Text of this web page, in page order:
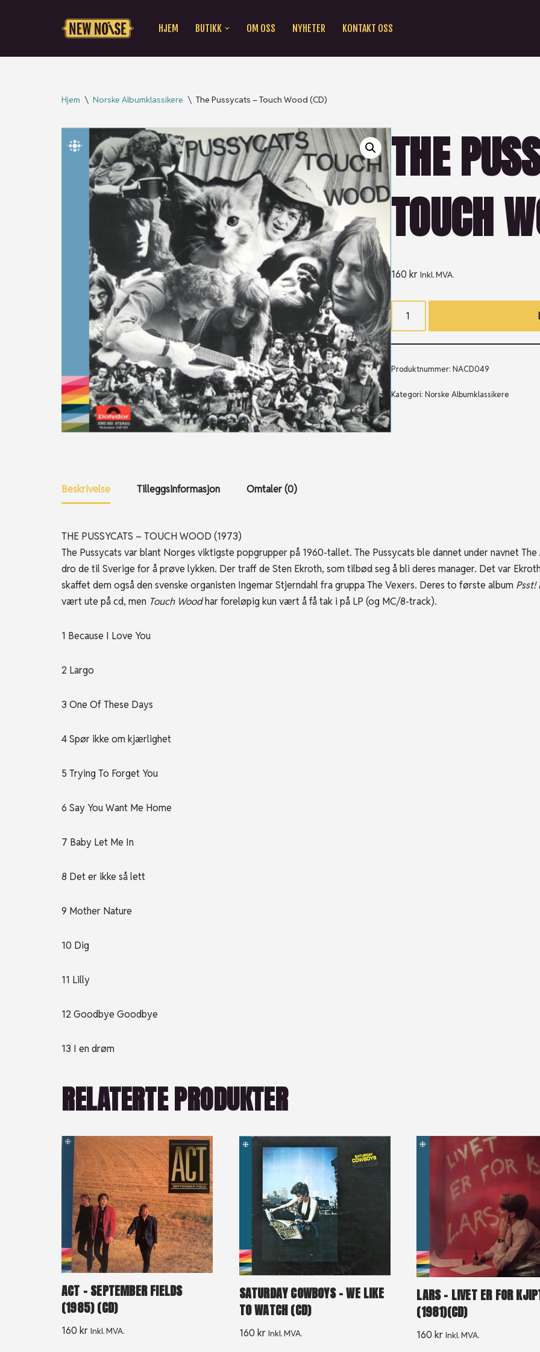
HJEM BUTIKK OM OSS NYHETER KONTAKT OSS
Hjem \ Norske Albumklassikere \ The Pussycats – Touch Wood (CD)
THE
TOUCH
160 kr Inkl. MVA.
Produktnummer:NACD049
Kategori:Norske Albumklassikere
Beskrivelse Tilleggsinformasjon Omtaler (0)
THE PUSSYCATS – TOUCH WOOD (1973)
The Pussycats var blant Norges viktigste popgrupper på 1960-tallet. The Pussycats ble dannet under navnet
dro de til Sverige for å prøve lykken. Der traff de Sten Ekroth, som tilbød seg å bli deres manager. Det var
skaffet dem også den svenske organisten Ingemar Stjerndahl fra gruppa The Vexers. Deres to første album Psst!
vært ute på cd, men Touch Woodhar foreløpig kun vært å få tak i på LP (og MC/8-track).
1 Because I Love You
2 Largo
3 One Of These Days
4 Spør ikke om kjærlighet
5 Trying To Forget You
6 Say You Want Me Home
7 Baby Let Me In
8 Det er ikke så lett
9 Mother Nature
10 Dig
11 Lilly
12 Goodbye Goodbye
13 I en drøm
RELATERTE PRODUKTER
ACT – SEPTEMBER FIELDS
(1985) (CD)
160 kr Inkl. MVA.
SATURDAY COWBOYS – WE LIKE
TO WATCH (CD)
160 kr Inkl. MVA.
LARS – LIVET ER FOR
(1981)(CD)
160kr Inkl. MVA.